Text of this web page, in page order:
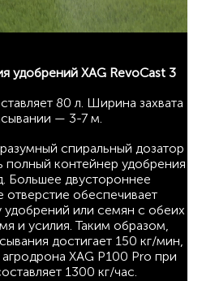
удобрений XAG RevoCast 3
80 л. Ширина захвата
— 3-7 м.
спиральный дозатор
полный контейнер удобрения
Большее двустороннее
отверстие обеспечивает
или семян с обеих
и усилия. Таким образом,
достигает 150 кг/мин,
XAG P100 Pro при
1300 кг/час.